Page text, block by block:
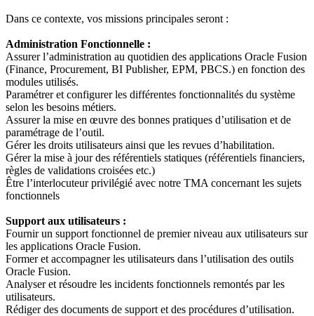
Dans ce contexte, vos missions principales seront :
Administration Fonctionnelle :
Assurer l’administration au quotidien des applications Oracle Fusion
(Finance, Procurement, BI Publisher, EPM, PBCS.) en fonction des
modules utilisés.
Paramétrer et configurer les différentes fonctionnalités du système
selon les besoins métiers.
Assurer la mise en œuvre des bonnes pratiques d’utilisation et de
paramétrage de l’outil.
Gérer les droits utilisateurs ainsi que les revues d’habilitation.
Gérer la mise à jour des référentiels statiques (référentiels financiers,
règles de validations croisées etc.)
Être l’interlocuteur privilégié avec notre TMA concernant les sujets
fonctionnels
Support aux utilisateurs :
Fournir un support fonctionnel de premier niveau aux utilisateurs sur
les applications Oracle Fusion.
Former et accompagner les utilisateurs dans l’utilisation des outils
Oracle Fusion.
Analyser et résoudre les incidents fonctionnels remontés par les
utilisateurs.
Rédiger des documents de support et des procédures d’utilisation.